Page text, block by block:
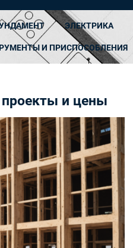
ЭЛЕКТРИКА
И ПРИСПОСОБЛЕНИЯ
и цены